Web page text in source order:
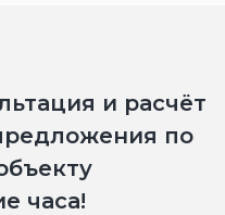
и расчёт
по
часа!